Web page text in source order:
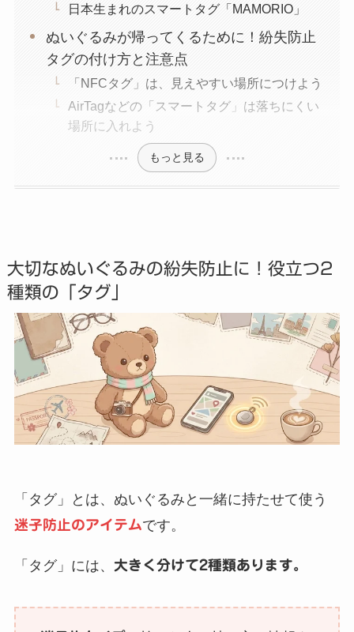
日本生まれのスマートタグ「MAMORIO」
ぬいぐるみが帰ってくるために！紛失防止
タグの付け方と注意点
「NFCタグ」は、見えやすい場所につけよう
AirTagなどの「スマートタグ」は落ちにくい
場所に入れよう
もっと見る
大切なぬいぐるみの紛失防止に！役立つ2
種類の「タグ」
「タグ」とは、ぬいぐるみと一緒に持たせて使う
迷子防止のアイテムです。
「タグ」には、 大きく分けて2種類あります。